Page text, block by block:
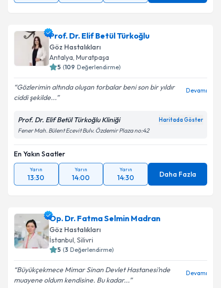
Prof. Dr. Elif Betül Türkoğlu
Göz Hastalıkları
Antalya, Muratpaşa
5 (109 Değerlendirme)
Gözlerimin altında oluşan torbalar beni son bir yıldır
ciddi şekilde...
Devamı
Prof. Dr. Elif Betül Türkoğlu Kliniği Haritada Göster
Fener Mah. Bülent Ecevit Bulv. Özdemir Plaza no:42
En Yakın Saatler
Yarın
13:30
Yarın
14:00
Yarın
14:30 Daha Fazla
Op. Dr. Fatma Selmin Madran
Göz Hastalıkları
İstanbul, Silivri
5 (3 Değerlendirme)
Büyükçekmece Mimar Sinan Devlet Hastanesi’nde
muayene oldum kendisine. Bu kadar...
Devamı